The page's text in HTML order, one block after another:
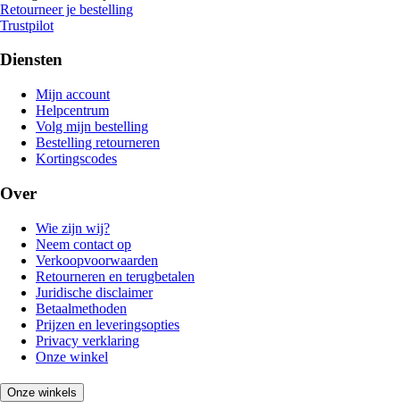
Retourneer je bestelling
Trustpilot
Diensten
Mijn account
Helpcentrum
Volg mijn bestelling
Bestelling retourneren
Kortingscodes
Over
Wie zijn wij?
Neem contact op
Verkoopvoorwaarden
Retourneren en terugbetalen
Juridische disclaimer
Betaalmethoden
Prijzen en leveringsopties
Privacy verklaring
Onze winkel
Onze winkels